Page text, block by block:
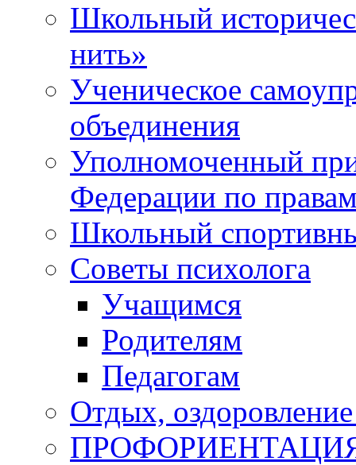
Школьный
нить»
Ученическое
объединения
Уполномоченный
Федерации по
Школьный
Советы психолога
Учащимся
Родителям
Педагогам
Отдых, оздоровление